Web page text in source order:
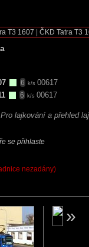
T3 1607 ČKD Tatra T3
6 k/s 00617
6 k/s 00617
Pro lajkování a přehled
se přihlaste
nezadány)